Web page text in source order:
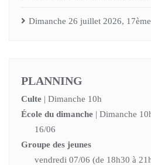
Dimanche 26 juillet 2026,
PLANNING
Culte | Dimanche 10h
École du dimanche | Dimanche
16/06
Groupe des jeunes
vendredi 07/06 (de 18h30 à